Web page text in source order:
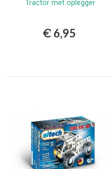
Tractor met oplegger
€ 6,95